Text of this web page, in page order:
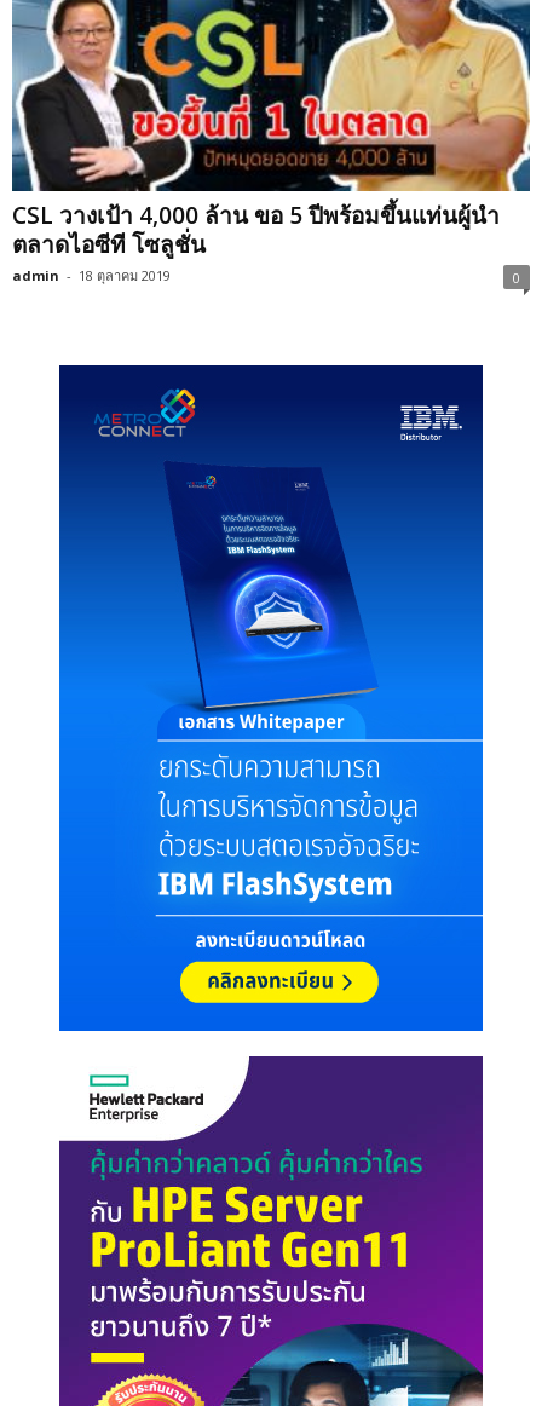
CSL วางเป้า 4,000 ล้าน ขอ 5 ปีพร้อมขึ้นแท่นผู้นำ
ตลาดไอซีที โซลูชั่น
admin - 18 ตุลาคม 2019 0